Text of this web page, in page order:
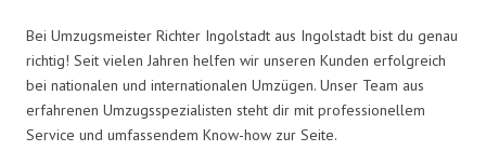
Bei Umzugsmeister Richter Ingolstadt aus Ingolstadt bist du genau
richtig! Seit vielen Jahren helfen wir unseren Kunden erfolgreich
bei nationalen und internationalen Umzügen. Unser Team aus
erfahrenen Umzugsspezialisten steht dir mit professionellem
Service und umfassendem Know-how zur Seite.